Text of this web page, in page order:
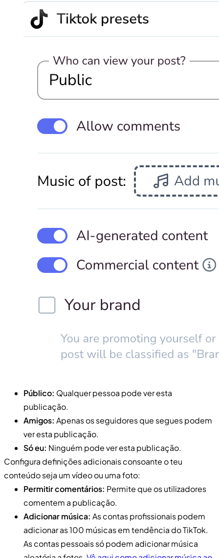
Público: Qualquer pessoa pode ver esta
publicação.
Amigos: Apenas os seguidores que segues podem
ver esta publicação.
Só eu: Ninguém pode ver esta publicação.
Configura definições adicionais consoante o teu
conteúdo seja um vídeo ou uma foto:
Permitir comentários: Permite que os utilizadores
comentem a publicação.
Adicionar música: As contas profissionais podem
adicionar as 100 músicas em tendência do TikTok.
As contas pessoais só podem adicionar música